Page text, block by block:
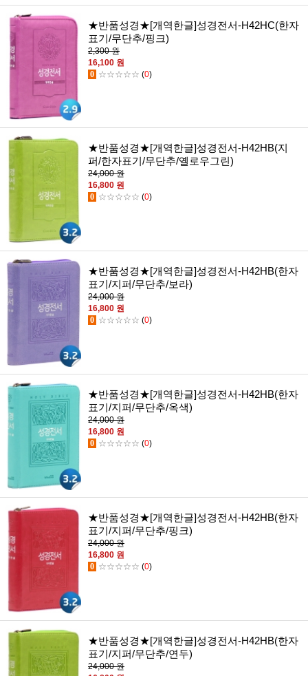
★반품성경★[개역한글]성경전서-H42HC(한자
표기/무단추/핑크)
2,300 원
16,100 원
0 ☆☆☆☆☆ (0)
★반품성경★[개역한글]성경전서-H42HB(지
퍼/한자표기/무단추/옐로우그린)
24,000 원
16,800 원
0 ☆☆☆☆☆ (0)
★반품성경★[개역한글]성경전서-H42HB(한자
표기/지퍼/무단추/보라)
24,000 원
16,800 원
0 ☆☆☆☆☆ (0)
★반품성경★[개역한글]성경전서-H42HB(한자
표기/지퍼/무단추/옥색)
24,000 원
16,800 원
0 ☆☆☆☆☆ (0)
★반품성경★[개역한글]성경전서-H42HB(한자
표기/지퍼/무단추/핑크)
24,000 원
16,800 원
0 ☆☆☆☆☆ (0)
★반품성경★[개역한글]성경전서-H42HB(한자
표기/지퍼/무단추/연두)
24,000 원